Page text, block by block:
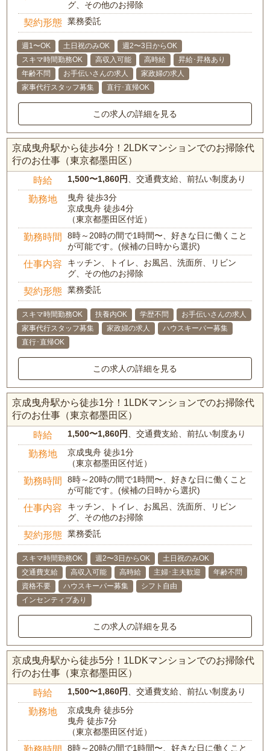
グ、その他のお掃除
契約形態 業務委託
週1〜OK 土日祝のみOK
週2〜3日からOK
スキマ時間勤務OK
高収入可能 高時給
昇給･昇格あり
年齢不問
お手伝いさんの求人
家政婦の求人
家事代行スタッフ募集
直行･直帰OK
この求人の詳細を見る
京成曳舟駅から徒歩4分！2LDKマンションでのお掃除代
行のお仕事（東京都墨田区）
時給 1,500〜1,860円、交通費支給、前払い制度あり
勤務地
曳舟 徒歩3分
京成曳舟 徒歩4分
（東京都墨田区付近）
勤務時間
8時～20時の間で1時間〜、好きな日に働くこと
が可能です。(候補の日時から選択)
仕事内容
キッチン、トイレ、お風呂、洗面所、リビン
グ、その他のお掃除
契約形態 業務委託
スキマ時間勤務OK 扶養内OK 学歴不問
お手伝いさんの求人
家事代行スタッフ募集
家政婦の求人
ハウスキーパー募集
直行･直帰OK
この求人の詳細を見る
京成曳舟駅から徒歩1分！1LDKマンションでのお掃除代
行のお仕事（東京都墨田区）
時給 1,500〜1,860円、交通費支給、前払い制度あり
勤務地
京成曳舟 徒歩1分
（東京都墨田区付近）
勤務時間
8時～20時の間で1時間〜、好きな日に働くこと
が可能です。(候補の日時から選択)
仕事内容
キッチン、トイレ、お風呂、洗面所、リビン
グ、その他のお掃除
契約形態 業務委託
スキマ時間勤務OK 週2〜3日からOK
土日祝のみOK
交通費支給
高収入可能 高時給 主婦･主夫歓迎
年齢不問
資格不要
ハウスキーパー募集
シフト自由
インセンティブあり
この求人の詳細を見る
京成曳舟駅から徒歩5分！1LDKマンションでのお掃除代
行のお仕事（東京都墨田区）
時給 1,500〜1,860円、交通費支給、前払い制度あり
勤務地
京成曳舟 徒歩5分
曳舟 徒歩7分
（東京都墨田区付近）
8時～20時の間で1時間〜、好きな日に働くこと